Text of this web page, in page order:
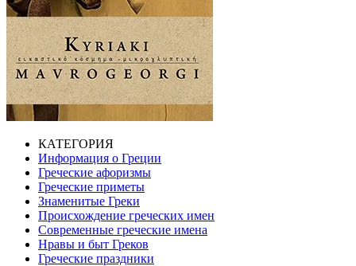
КАТЕГОРИЯ
Информация о Греции
Греческие афоризмы
Греческие приметы
Знаменитые Греки
Происхождение греческих имен
Современные греческие имена
Нравы и быт Греков
Греческие праздники